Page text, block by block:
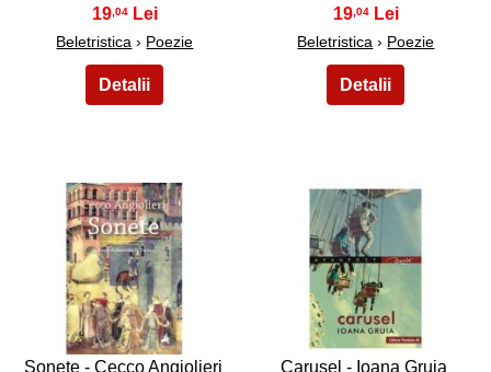
19,04
Beletristica › Poezie
19,04
Beletristica › Poezie
31
Sonete - Cecco Angiolieri
32
Carusel - Ioana Gruia